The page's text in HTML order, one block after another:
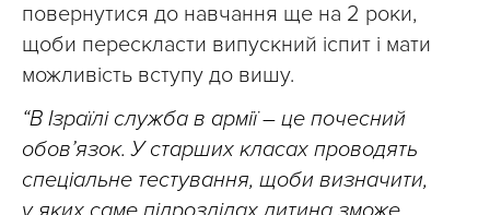
повернутися до навчання ще на 2 роки,
щоби перескласти випускний іспит і мати
можливість вступу до вишу.
“В Ізраїлі служба в армії – це почесний
обов’язок. У старших класах проводять
спеціальне тестування, щоби визначити,